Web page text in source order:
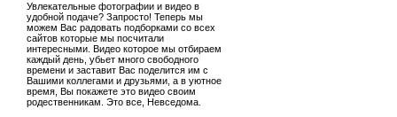
Увлекательные фотографии и видео в
удобной подаче? Запросто! Теперь мы
можем Вас радовать подборками со всех
сайтов которые мы посчитали
интересными. Видео которое мы отбираем
каждый день, убьет много свободного
времени и заставит Вас поделится им с
Вашими коллегами и друзьями, а в уютное
время, Вы покажете это видео своим
родественникам. Это все, Невседома.